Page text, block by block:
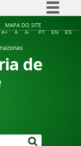
Simplifique!
à informação
MAPA DO SITE
A+ A A- PT EN ES
de